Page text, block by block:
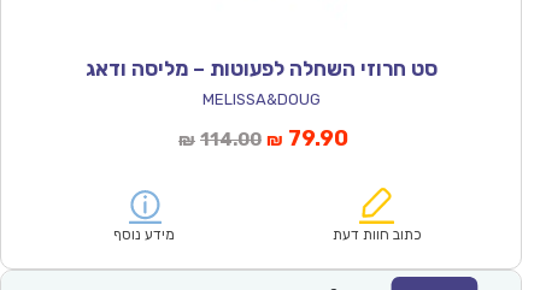
סט חרוזי השחלה לפעוטות – מליסה ודאג
MELISSA&DOUG
₪ 114.00המחיר
₪114.00.
₪ 79.90המחיר
הוא:
כתוב חוות דעת מידע נוסף